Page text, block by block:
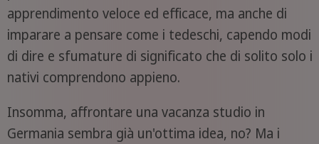
apprendimento veloce ed efficace, ma anche di
imparare a pensare come i tedeschi, capendo modi
di dire e sfumature di significato che di solito solo i
nativi comprendono appieno.
Insomma, affrontare una vacanza studio in
Germania sembra già un'ottima idea, no? Ma i